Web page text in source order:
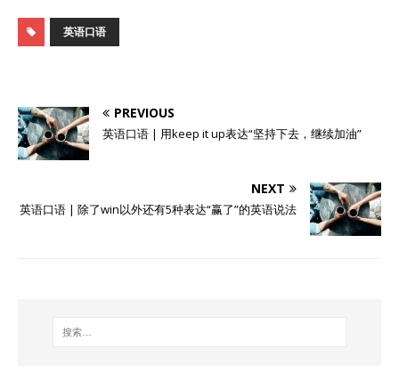
英语口语
PREVIOUS
英语口语 | 用keep it up表达“坚持下去，继续加油”
NEXT
英语口语 | 除了win以外还有5种表达“赢了”的英语说法